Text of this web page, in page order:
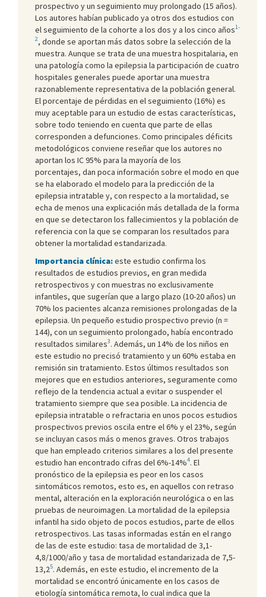
prospectivo y un seguimiento muy prolongado (15 años).
Los autores habían publicado ya otros dos estudios con
el seguimiento de la cohorte a los dos y a los cinco años1-
2, donde se aportan más datos sobre la selección de la
muestra. Aunque se trata de una muestra hospitalaria, en
una patología como la epilepsia la participación de cuatro
hospitales generales puede aportar una muestra
razonablemente representativa de la población general.
El porcentaje de pérdidas en el seguimiento (16%) es
muy aceptable para un estudio de estas características,
sobre todo teniendo en cuenta que parte de ellas
corresponden a defunciones. Como principales déficits
metodológicos conviene reseñar que los autores no
aportan los IC 95% para la mayoría de los
porcentajes, dan poca información sobre el modo en que
se ha elaborado el modelo para la predicción de la
epilepsia intratable y, con respecto a la mortalidad, se
echa de menos una explicación más detallada de la forma
en que se detectaron los fallecimientos y la población de
referencia con la que se comparan los resultados para
obtener la mortalidad estandarizada.
Importancia clínica:este estudio confirma los
resultados de estudios previos, en gran medida
retrospectivos y con muestras no exclusivamente
infantiles, que sugerían que a largo plazo (10-20 años) un
70% los pacientes alcanza remisiones prolongadas de la
epilepsia. Un pequeño estudio prospectivo previo (n =
144), con un seguimiento prolongado, había encontrado
resultados similares3. Además, un 14% de los niños en
este estudio no precisó tratamiento y un 60% estaba en
remisión sin tratamiento. Estos últimos resultados son
mejores que en estudios anteriores, seguramente como
reflejo de la tendencia actual a evitar o suspender el
tratamiento siempre que sea posible. La incidencia de
epilepsia intratable o refractaria en unos pocos estudios
prospectivos previos oscila entre el 6% y el 23%, según
se incluyan casos más o menos graves. Otros trabajos
que han empleado criterios similares a los del presente
estudio han encontrado cifras del 6%-14%4. El
pronóstico de la epilepsia es peor en los casos
sintomáticos remotos, esto es, en aquellos con retraso
mental, alteración en la exploración neurológica o en las
pruebas de neuroimagen. La mortalidad de la epilepsia
infantil ha sido objeto de pocos estudios, parte de ellos
retrospectivos. Las tasas informadas están en el rango
de las de este estudio: tasa de mortalidad de 3,1-
4,8/1000/año y tasa de mortalidad estandarizada de 7,5-
13,25. Además, en este estudio, el incremento de la
mortalidad se encontró únicamente en los casos de
etiología sintomática remota, lo cual indica que la